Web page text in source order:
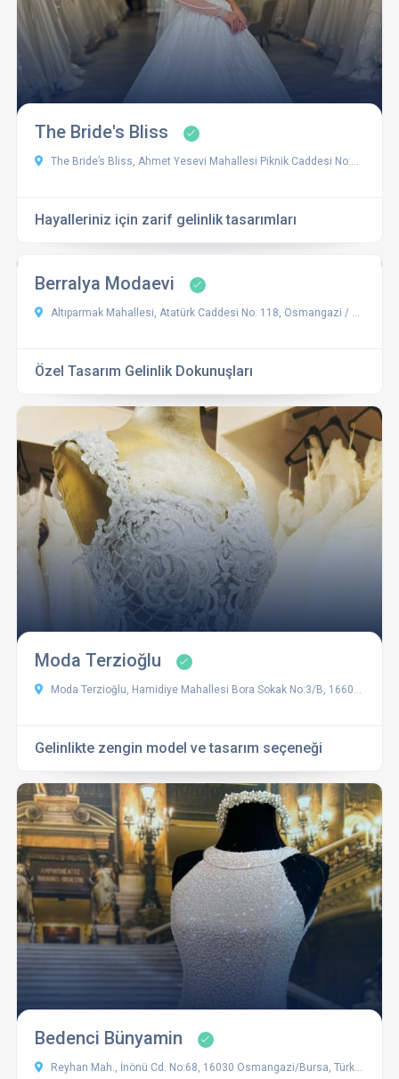
The Bride's Bliss
The Bride’s Bliss, Ahmet Yesevi Mahallesi Piknik Caddesi No:6C, 16225 Nilüfer/Bursa, Türkiye
Hayalleriniz için zarif gelinlik tasarımları
Berralya Modaevi
Altıparmak Mahallesi, Atatürk Caddesi No: 118, Osmangazi / Bursa
Özel Tasarım Gelinlik Dokunuşları
Moda Terzioğlu
Moda Terzioğlu, Hamidiye Mahallesi Bora Sokak No:3/B, 16600 Gemlik/Bursa, Türkiye
Gelinlikte zengin model ve tasarım seçeneği
Bedenci Bünyamin
Reyhan Mah., İnönü Cd. No:68, 16030 Osmangazi/Bursa, Türkiye